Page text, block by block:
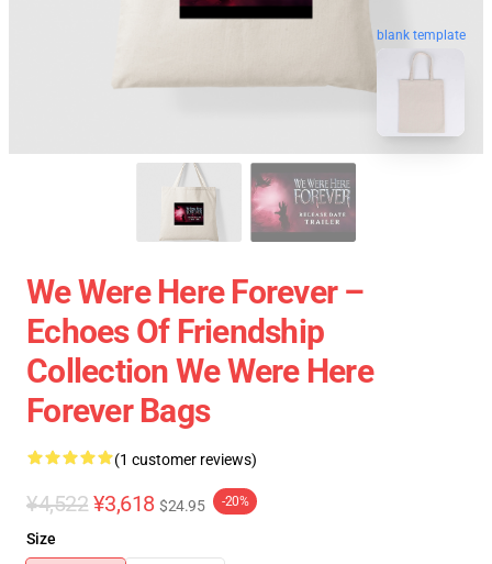
blank template
We Were Here Forever –
Echoes Of Friendship
Collection We Were Here
Forever Bags
(1 customer reviews)
¥4,522 ¥3,618 $24.95 -20%
Size